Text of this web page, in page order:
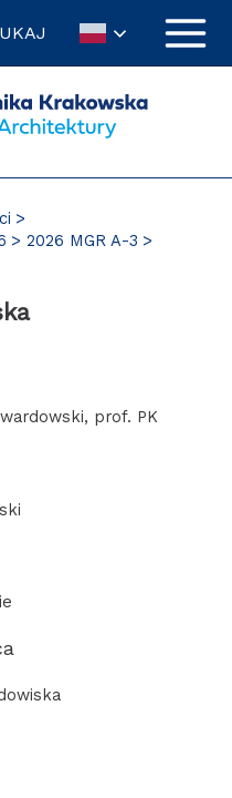
2026 MGR A-3
prof. PK